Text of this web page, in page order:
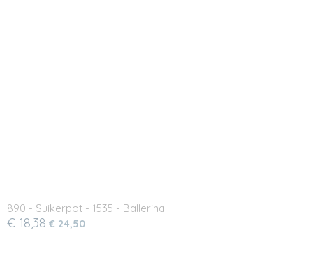
890 - Suikerpot - 1535 - Ballerina
€ 18,38 € 24,50